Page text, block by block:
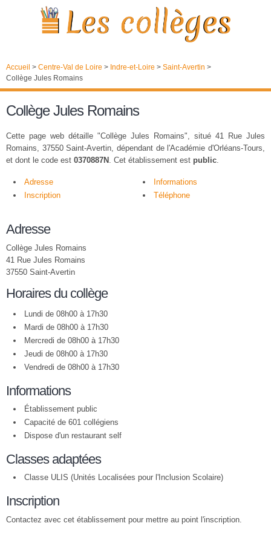
Accueil > Centre-Val de Loire > Indre-et-Loire > Saint-Avertin >
Collège Jules Romains
Collège Jules Romains
Cette page web détaille "Collège Jules Romains", situé 41 Rue Jules
Romains, 37550 Saint-Avertin, dépendant de l'Académie d'Orléans-Tours,
et dont le code est 0370887N . Cet établissement est public.
Adresse
Informations
Inscription
Téléphone
Adresse
Collège Jules Romains
41 Rue Jules Romains
37550 Saint-Avertin
Horaires du collège
Lundi de 08h00 à 17h30
Mardi de 08h00 à 17h30
Mercredi de 08h00 à 17h30
Jeudi de 08h00 à 17h30
Vendredi de 08h00 à 17h30
Informations
Établissement public
Capacité de 601 collégiens
Dispose d'un restaurant self
Classes adaptées
Classe ULIS (Unités Localisées pour l'Inclusion Scolaire)
Inscription
Contactez avec cet établissement pour mettre au point l'inscription.